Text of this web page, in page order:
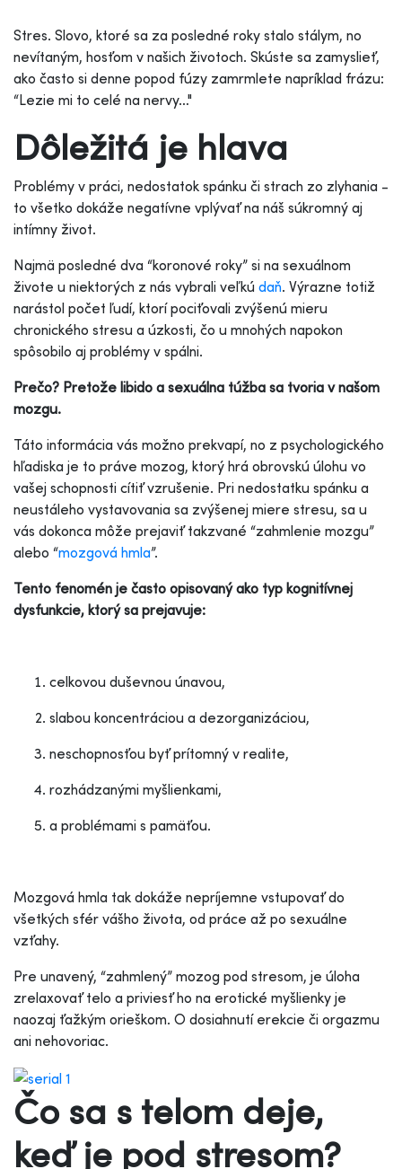
Stres. Slovo, ktoré sa za posledné roky stalo stálym, no
nevítaným, hosťom v našich životoch. Skúste sa zamyslieť,
ako často si denne popod fúzy zamrmlete napríklad frázu:
“Lezie mi to celé na nervy…"
Dôležitá je hlava
Problémy v práci, nedostatok spánku či strach zo zlyhania -
to všetko dokáže negatívne vplývať na náš súkromný aj
intímny život.
Najmä posledné dva “koronové roky” si na sexuálnom
živote u niektorých z nás vybrali veľkú daň. Výrazne totiž
narástol počet ľudí, ktorí pociťovali zvýšenú mieru
chronického stresu a úzkosti, čo u mnohých napokon
spôsobilo aj problémy v spálni.
Prečo? Pretože libido a sexuálna túžba sa tvoria v našom
mozgu.
Táto informácia vás možno prekvapí, no z psychologického
hľadiska je to práve mozog, ktorý hrá obrovskú úlohu vo
vašej schopnosti cítiť vzrušenie. Pri nedostatku spánku a
neustáleho vystavovania sa zvýšenej miere stresu, sa u
vás dokonca môže prejaviť takzvané “zahmlenie mozgu”
alebo “mozgová hmla”.
Tento fenomén je často opisovaný ako typ kognitívnej
dysfunkcie, ktorý sa prejavuje:
celkovou duševnou únavou,
slabou koncentráciou a dezorganizáciou,
neschopnosťou byť prítomný v realite,
rozhádzanými myšlienkami,
a problémami s pamäťou.
Mozgová hmla tak dokáže nepríjemne vstupovať do
všetkých sfér vášho života, od práce až po sexuálne
vzťahy.
Pre unavený, “zahmlený” mozog pod stresom, je úloha
zrelaxovať telo a priviesť ho na erotické myšlienky je
naozaj ťažkým orieškom. O dosiahnutí erekcie či orgazmu
ani nehovoriac.
Čo sa s telom deje,
keď je pod stresom?